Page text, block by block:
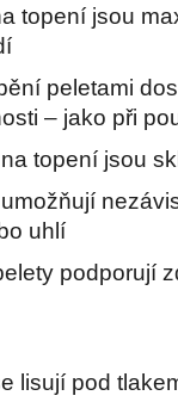
topení jsou
peletami
– jako při
topení jsou
uhlí
podporují
lisují pod